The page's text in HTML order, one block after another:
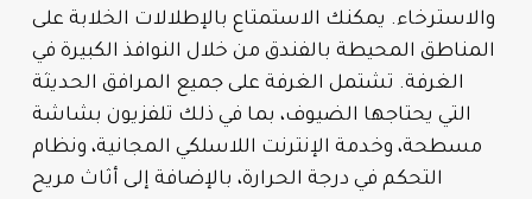
والاسترخاء. يمكنك الاستمتاع بالإطلالات الخلابة على
المناطق المحيطة بالفندق من خلال النوافذ الكبيرة في
الغرفة. تشتمل الغرفة على جميع المرافق الحديثة
التي يحتاجها الضيوف، بما في ذلك تلفزيون بشاشة
مسطحة، وخدمة الإنترنت اللاسلكي المجانية، ونظام
التحكم في درجة الحرارة، بالإضافة إلى أثاث مريح